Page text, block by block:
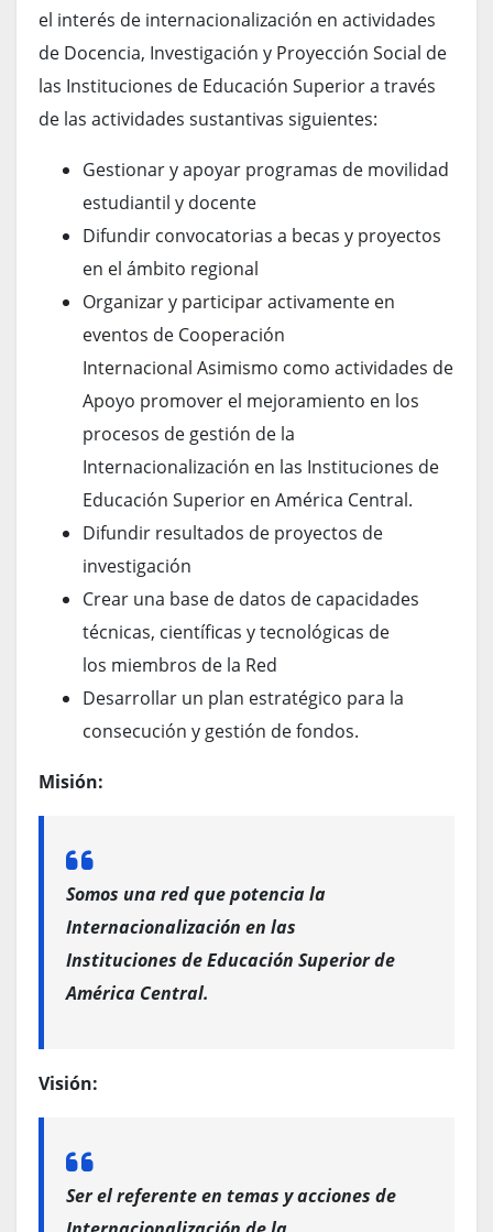
el interés de internacionalización en actividades
de Docencia, Investigación y Proyección Social de
las Instituciones de Educación Superior a través
de las actividades sustantivas siguientes:
Gestionar y apoyar programas de movilidad
estudiantil y docente
Difundir convocatorias a becas y proyectos
en el ámbito regional
Organizar y participar activamente en
eventos de Cooperación
Internacional Asimismo como actividades de
Apoyo promover el mejoramiento en los
procesos de gestión de la
Internacionalización en las Instituciones de
Educación Superior en América Central.
Difundir resultados de proyectos de
investigación
Crear una base de datos de capacidades
técnicas, científicas y tecnológicas de
los miembros de la Red
Desarrollar un plan estratégico para la
consecución y gestión de fondos.
Misión:
Somos una red que potencia la
Internacionalización en las
Instituciones de Educación Superior de
América Central.
Visión:
Ser el referente en temas y acciones de